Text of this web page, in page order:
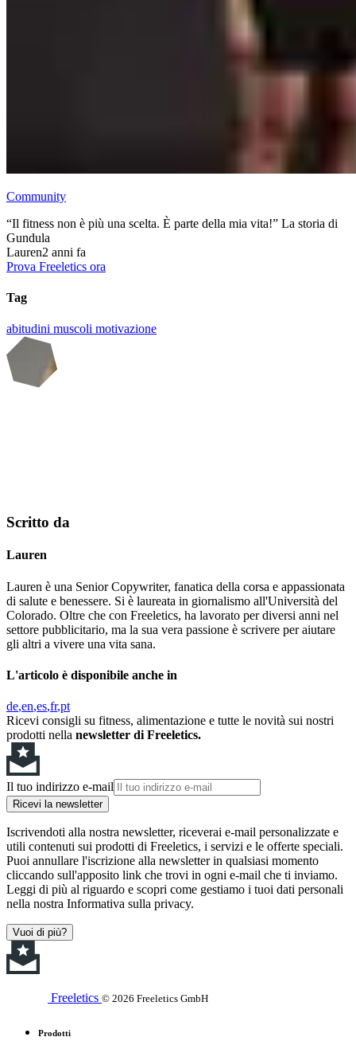
Community
“Il fitness non è più una scelta. È parte della mia vita!” La storia di
Gundula
Lauren2 anni fa
Prova Freeletics ora
Tag
abitudini muscoli motivazione
Scritto da
Lauren
Lauren è una Senior Copywriter, fanatica della corsa e appassionata
di salute e benessere. Si è laureata in giornalismo all'Università del
Colorado. Oltre che con Freeletics, ha lavorato per diversi anni nel
settore pubblicitario, ma la sua vera passione è scrivere per aiutare
gli altri a vivere una vita sana.
L'articolo è disponibile anche in
de en es fr pt
Ricevi consigli su fitness, alimentazione e tutte le novità sui nostri
prodotti nella newsletter di Freeletics.
Il tuo indirizzo e-mail
Ricevi la newsletter
Iscrivendoti alla nostra newsletter, riceverai e-mail personalizzate e
utili contenuti sui prodotti di Freeletics, i servizi e le offerte speciali.
Puoi annullare l'iscrizione alla newsletter in qualsiasi momento
cliccando sull'apposito link che trovi in ogni e-mail che ti inviamo.
Leggi di più al riguardo e scopri come gestiamo i tuoi dati personali
nella nostra Informativa sulla privacy.
Vuoi di più?
Freeletics © 2026 Freeletics GmbH
Prodotti